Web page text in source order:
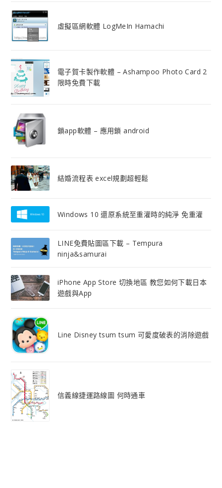
虛擬區網軟體 LogMeIn Hamachi
電子賀卡製作軟體 – Ashampoo Photo Card 2
限時免費下載
鎖app軟體 – 應用鎖 android
結婚流程表 excel規劃超輕鬆
Windows 10 還原系統至重灌時的純淨 免重灌
LINE免費貼圖區下載 – Tempura
ninja&samurai
iPhone App Store 切換地區 教您如何下載日本
遊戲與App
Line Disney tsum tsum 可愛度破表的消除遊戲
信義線捷運路線圖 何時通車